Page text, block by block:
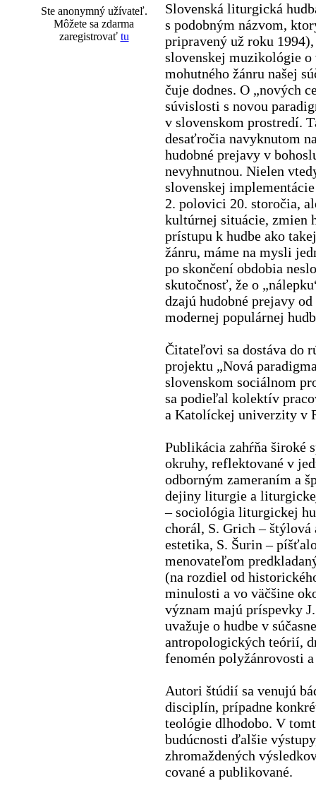
Ste anonymný užívateľ.
Môžete sa zdarma
zaregistrovať tu
Slovenská liturgická
s podobným názvom,
pripravený už roku
slovenskej muzikológie o
mohutného žánru našej
čuje dodnes. O „nových
súvislosti s novou
v slovenskom prostredí.
desaťro­čia navyknutom
hudobné prejavy v
nevyhnutnou. Nielen
slovenskej
2. polovici 20. storočia,
kultúrnej situácie, zmien
prístupu k hudbe ako
žánru, máme na mysli
po skončení obdobia
skutočnosť, že o
dzajú hudobné prejavy
modernej populárnej
Čitateľovi sa dostáva do
projektu „Nová
slovenskom sociálnom
sa podie­ľal kolektív
a Katolíckej univerzity v
Publikácia zahŕňa široké
okruhy, reflektované v
odborným zameraním a
dejiny litur­gie a
– sociológia liturgickej
chorál, S. Grich – štýlová
estetika, S. Šurin –
menovateľom
(na rozdiel od
minu­losti a vo väčšine
význam majú príspevky
uvažuje o hud­be v
antropologických teórií,
fenomén polyžánrovosti
Autori štúdií sa venujú
disciplín, prípadne
teológie dlhodobo. V
budúcno­sti ďalšie
zhromaždených
cované a publikované.